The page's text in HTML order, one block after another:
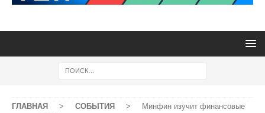
ГЛАВНАЯ > СОБЫТИЯ >
Минфин изучит финансовые